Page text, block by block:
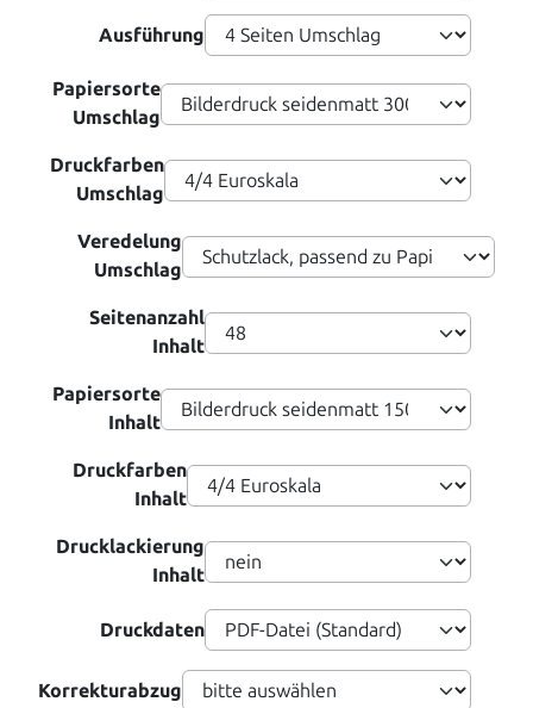
Ausführung
Papiersorte
Umschlag
Druckfarben
Umschlag
Veredelung
Umschlag
Seitenanzahl
Inhalt
Papiersorte
Inhalt
Druckfarben
Inhalt
Drucklackierung
Inhalt
Druckdaten
Korrekturabzug